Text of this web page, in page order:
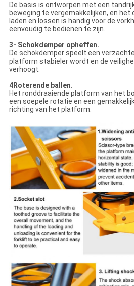
De basis is ontworpen met een
beweging te vergemakkelijken, en het
laden en lossen is handig voor de
eenvoudig te bedienen te zijn.
3- Schokdemper opheffen.
De schokdemper speelt een
platform stabieler wordt en de
verhoogt.
4Roterende ballen.
Het ronddraaiende platform van het
een soepele rotatie en een
richting van het platform.